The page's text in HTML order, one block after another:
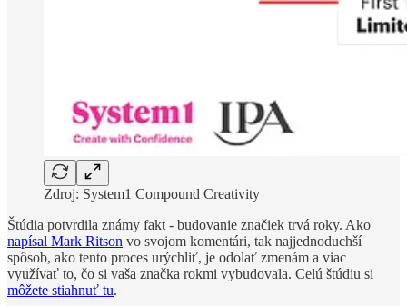
Zdroj: System1 Compound Creativity
Štúdia potvrdila známy fakt - budovanie značiek trvá roky. Ako
napísal Mark Ritson vo svojom komentári, tak najjednoduchší
spôsob, ako tento proces urýchliť, je odolať zmenám a viac
využívať to, čo si vaša značka rokmi vybudovala. Celú štúdiu si
môžete stiahnuť tu.